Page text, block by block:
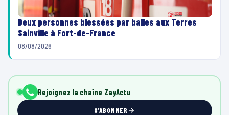
Deux personnes blessées par balles aux Terres
Sainville à Fort-de-France
08/08/2026
Rejoignez la chaîne ZayActu
S'ABONNER